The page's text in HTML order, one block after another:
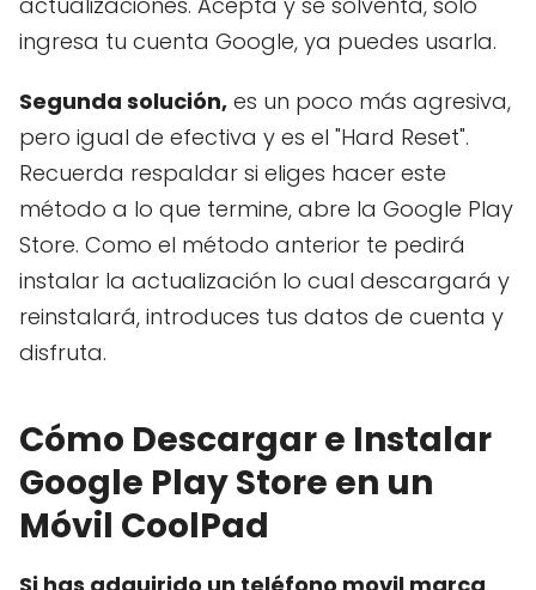
ingresa tu cuenta Google, ya puedes usarla.
Segunda solución, es un poco más agresiva,
pero igual de efectiva y es el "Hard Reset".
Recuerda respaldar si eliges hacer este
método a lo que termine, abre la Google Play
Store. Como el método anterior te pedirá
instalar la actualización lo cual descargará y
reinstalará, introduces tus datos de cuenta y
disfruta.
Cómo Descargar e Instalar
Google Play Store en un
Móvil CoolPad